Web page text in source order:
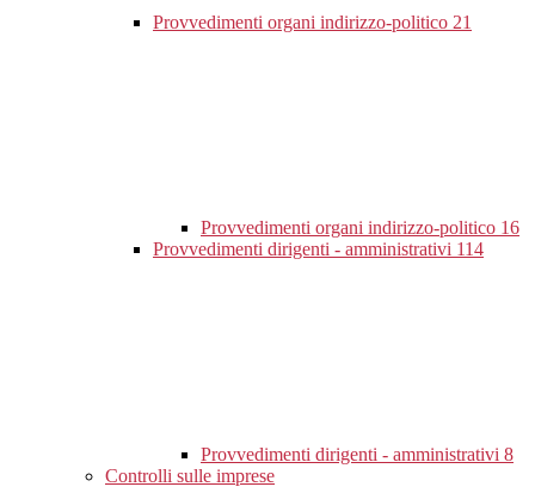
Provvedimenti organi indirizzo-politico 21
Provvedimenti organi indirizzo-politico 16
Provvedimenti dirigenti - amministrativi 114
Provvedimenti dirigenti - amministrativi 8
Controlli sulle imprese